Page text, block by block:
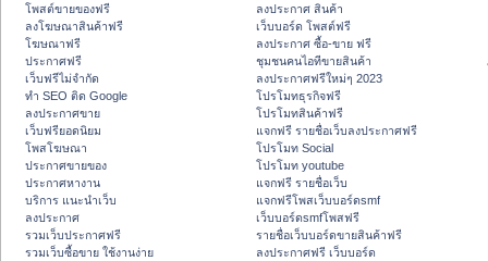
โพสต์ขายของฟรี
ลงโฆษณาสินค้าฟรี
โฆษณาฟรี
ประกาศฟรี
เว็บฟรีไม่จำกัด
ทำ SEO ติด Google
ลงประกาศขาย
เว็บฟรียอดนิยม
โพสโฆษณา
ประกาศขายของ
ประกาศหางาน
บริการ แนะนำเว็บ
ลงประกาศ
รวมเว็บประกาศฟรี
รวมเว็บซื้อขาย ใช้งานง่าย
ลงประกาศ สินค้า
เว็บบอร์ด โพสต์ฟรี
ลงประกาศ ซื้อ-ขาย ฟรี
ชุมชนคนไอทีขายสินค้า
ลงประกาศฟรีใหม่ๆ 2023
โปรโมทธุรกิจฟรี
โปรโมทสินค้าฟรี
แจกฟรี รายชื่อเว็บลงประกาศฟรี
โปรโมท Social
โปรโมท youtube
แจกฟรี รายชื่อเว็บ
แจกฟรีโพสเว็บบอร์ดsmf
เว็บบอร์ดsmfโพสฟรี
รายชื่อเว็บบอร์ดขายสินค้าฟรี
ลงประกาศฟรี เว็บบอร์ด